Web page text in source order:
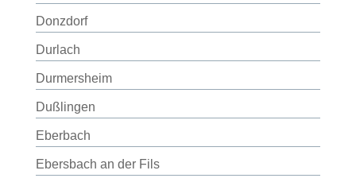
Donzdorf
Durlach
Durmersheim
Dußlingen
Eberbach
Ebersbach an der Fils